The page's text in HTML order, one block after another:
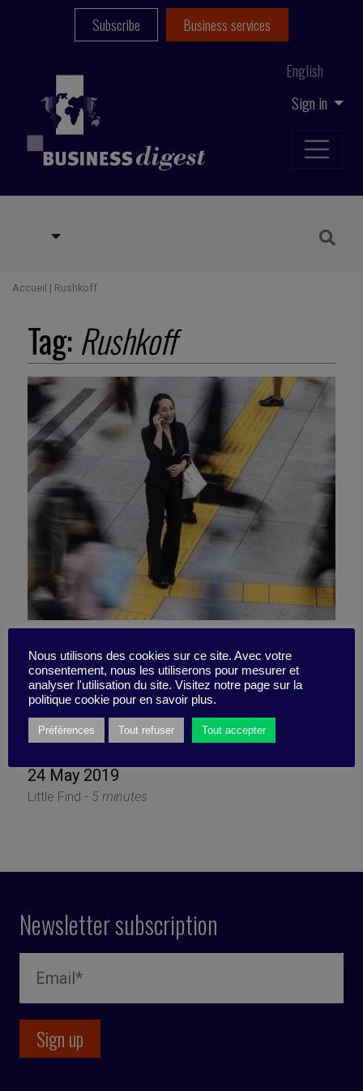
Sign in
English
Subscribe Business services
Accueil | Rushkoff
Tag: Rushkoff
Modern technology and
isolation: how can you
reconnect?
24 May 2019
Little Find - 5 minutes
Newsletter subscription
Nous utilisons des cookies sur ce site. Avec votre
consentement, nous les utiliserons pour mesurer et
analyser l'utilisation du site. Visitez notre page sur la
politique cookie pour en savoir plus.
Préférences Tout refuser Tout accepter